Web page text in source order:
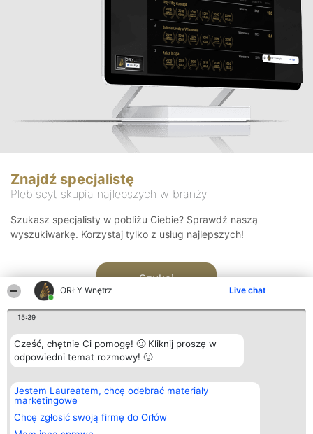
ORŁY Wnętrz Live chat
15:39
Cześć, chętnie Ci pomogę! 🙂 Kliknij proszę w
odpowiedni temat rozmowy! 🙂
Jestem Laureatem, chcę odebrać materiały
marketingowe
Chcę zgłosić swoją firmę do Orłów
Znajdź specjalistę
Plebiscyt skupia najlepszych w branży
Szukasz specjalisty w pobliżu Ciebie? Sprawdź naszą
wyszukiwarkę. Korzystaj tylko z usług najlepszych!
Szukaj
Organizator plebiscytu
Bright Side Solutions sp. z o.
o. sp. k.
ul. Ruska 22
Wrocław 50-079
Plebiscyt
Laureaci
wszystkich
Laureatów
Kontakt
Kontakt